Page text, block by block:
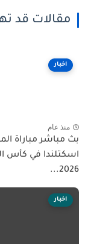
مقالات قد
اخبار
منذ عام
بث مباشر مباراة
اسكتلندا في كأس
2026...
اخبار